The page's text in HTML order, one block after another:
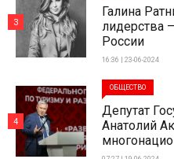
Галина
лидерства
России
16:36 | 23-06-2024
3
ОБЩЕСТВО
Депутат
Анатолий
4